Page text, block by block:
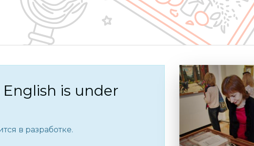
is under
в разработке.